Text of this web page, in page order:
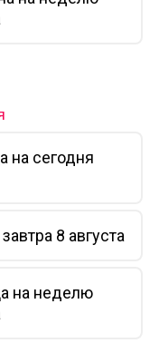
на сегодня
8 августа
на неделю